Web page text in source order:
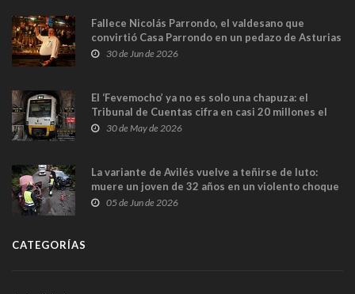
Fallece Nicolás Parrondo, el valdesano que
convirtió Casa Parrondo en un pedazo de Asturias
en Madrid
30 de Jun de 2026
El ‘Fevemocho’ ya no es solo una chapuza: el
Tribunal de Cuentas cifra en casi 20 millones el
sobrecoste de los trenes que no cabían por los
30 de May de 2026
La variante de Avilés vuelve a teñirse de luto:
muere un joven de 32 años en un violento choque
frontal
05 de Jun de 2026
CATEGORÍAS